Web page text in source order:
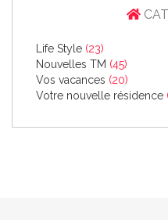
Life Style (23)
Nouvelles TM (45)
Vos vacances (20)
Votre nouvelle résidence